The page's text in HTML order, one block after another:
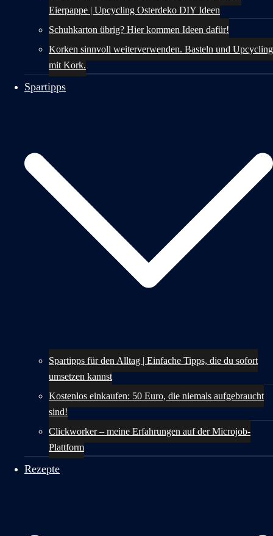
Eierpappe | Upcycling Osterdeko DIY Ideen
Schuhkarton übrig? Hier kommen Ideen dafür!
Korken sinnvoll weiterverwenden. Basteln und Upcycling
mit Kork.
Spartipps
Spartipps für den Alltag | Einfache Tipps, die du sofort
umsetzen kannst
Kostenlos einkaufen: 50 Euro, die niemals aufgebraucht
sind!
Clickworker – meine Erfahrungen auf der Microjob-
Plattform
Rezepte